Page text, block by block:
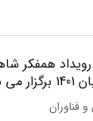
همفکر
شود
و فناوران